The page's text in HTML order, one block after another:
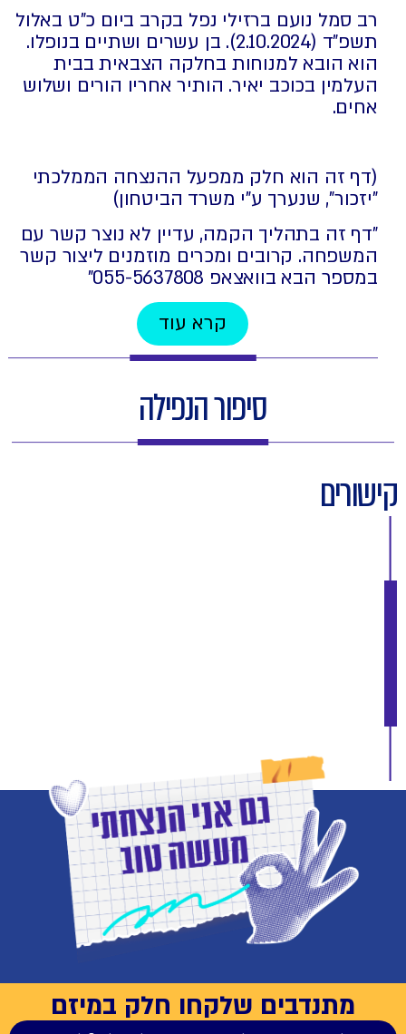
רב סמל נועם ברזילי נפל בקרב ביום כ"ט באלול
תשפ"ד (2.10.2024). בן עשרים ושתיים בנופלו.
הוא הובא למנוחות בחלקה הצבאית בבית
העלמין בכוכב יאיר. הותיר אחריו הורים ושלוש
אחים.
(דף זה הוא חלק ממפעל ההנצחה הממלכתי
"יזכור", שנערך ע"י משרד הביטחון)
"דף זה בתהליך הקמה, עדיין לא נוצר קשר עם
המשפחה. קרובים ומכרים מוזמנים ליצור קשר
במספר הבא בוואצאפ 055-5637808⁩"
קרא עוד
סיפור הנפילה
קישורים
מתנדבים שלקחו חלק במיזם